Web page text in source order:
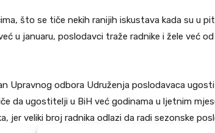
što se tiče nekih ranijih iskustava kada su u
u januaru, poslodavci traže radnike i žele već
Upravnog odbora Udruženja poslodavaca
da ugostitelji u BiH već godinama u ljetnim
jer veliki broj radnika odlazi da radi sezonske